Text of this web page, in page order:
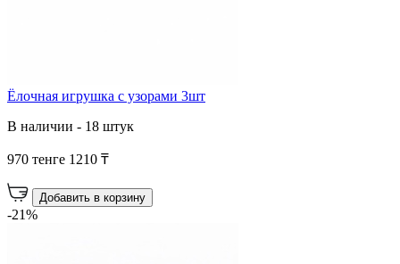
Ёлочная игрушка с узорами 3шт
В наличии - 18 штук
970 тенге 1210 ₸
Добавить в корзину
-21%